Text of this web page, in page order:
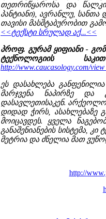
თეთრიწყაროსა და
პანტიანი), ავრანლუ,
თავისი მასშტაბურობით
<<ტექსტი სრულად აქ...<<
პროფ. გურამ ყიფიანი -
ტექნოლოგიის
http://www.caucasology.com/
ეს დასახლება
მარჯვენა ნაპირზე და
დასავლეთისაკენ.
დიდად ჭირს, ასახლებაზე
მოიცავდეს. ყველა
განაშენიანების სისტემა,
მეტრია და ძნელია მათ
http://